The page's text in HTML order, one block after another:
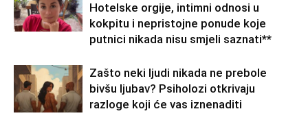
Hotelske orgije, intimni odnosi u
kokpitu i nepristojne ponude koje
putnici nikada nisu smjeli saznati**
Zašto neki ljudi nikada ne prebole
bivšu ljubav? Psiholozi otkrivaju
razloge koji će vas iznenaditi